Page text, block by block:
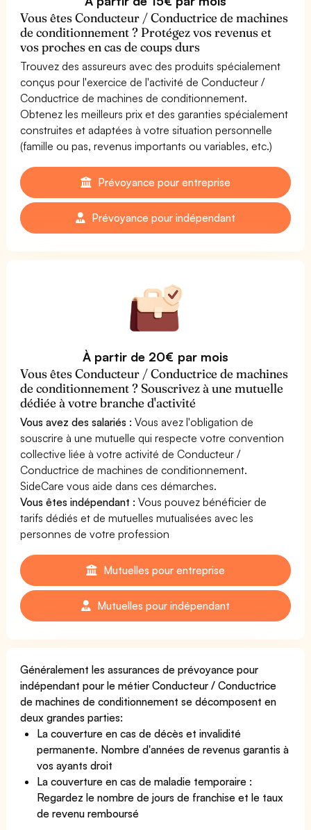
Vous êtes Conducteur / Conductrice de machines
de conditionnement ? Protégez vos revenus et
vos proches en cas de coups durs
Trouvez des assureurs avec des produits spécialement
conçus pour l'exercice de l'activité de Conducteur /
Conductrice de machines de conditionnement.
Obtenez les meilleurs prix et des garanties spécialement
construites et adaptées à votre situation personnelle
(famille ou pas, revenus importants ou variables, etc.)
Prévoyance pour entreprise
Prévoyance pour indépendant
À partir de 20€ par mois
Vous êtes Conducteur / Conductrice de machines
de conditionnement ? Souscrivez à une mutuelle
dédiée à votre branche d'activité
Vous avez des salariés : Vous avez l'obligation de
souscrire à une mutuelle qui respecte votre convention
collective liée à votre activité de Conducteur /
Conductrice de machines de conditionnement.
SideCare vous aide dans ces démarches.
Vous êtes indépendant : Vous pouvez bénéficier de
tarifs dédiés et de mutuelles mutualisées avec les
personnes de votre profession
Mutuelles pour entreprise
Mutuelles pour indépendant
Généralement les assurances de prévoyance pour
indépendant pour le métier Conducteur / Conductrice
de machines de conditionnement se décomposent en
deux grandes parties:
La couverture en cas de décès et invalidité
permanente. Nombre d'années de revenus garantis à
vos ayants droit
La couverture en cas de maladie temporaire :
Regardez le nombre de jours de franchise et le taux
de revenu remboursé